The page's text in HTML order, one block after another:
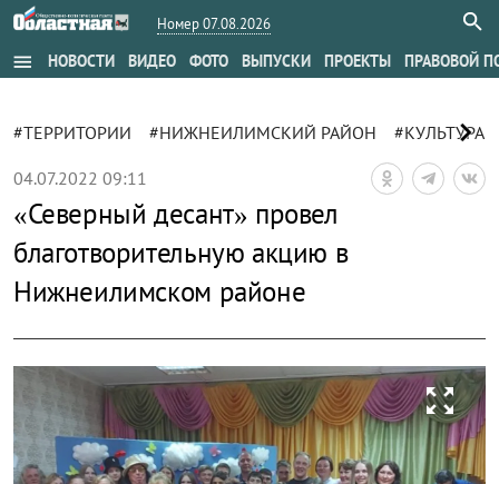
Номер 07.08.2026
menu НОВОСТИ ВИДЕО ФОТО ВЫПУСКИ ПРОЕКТЫ ПРАВОВОЙ
#ТЕРРИТОРИИ #НИЖНЕИЛИМСКИЙ РАЙОН #КУЛЬТУРА
chevron_right
04.07.2022 09:11
«Северный десант» провел
благотворительную акцию в
Нижнеилимском районе
zoom_out_map